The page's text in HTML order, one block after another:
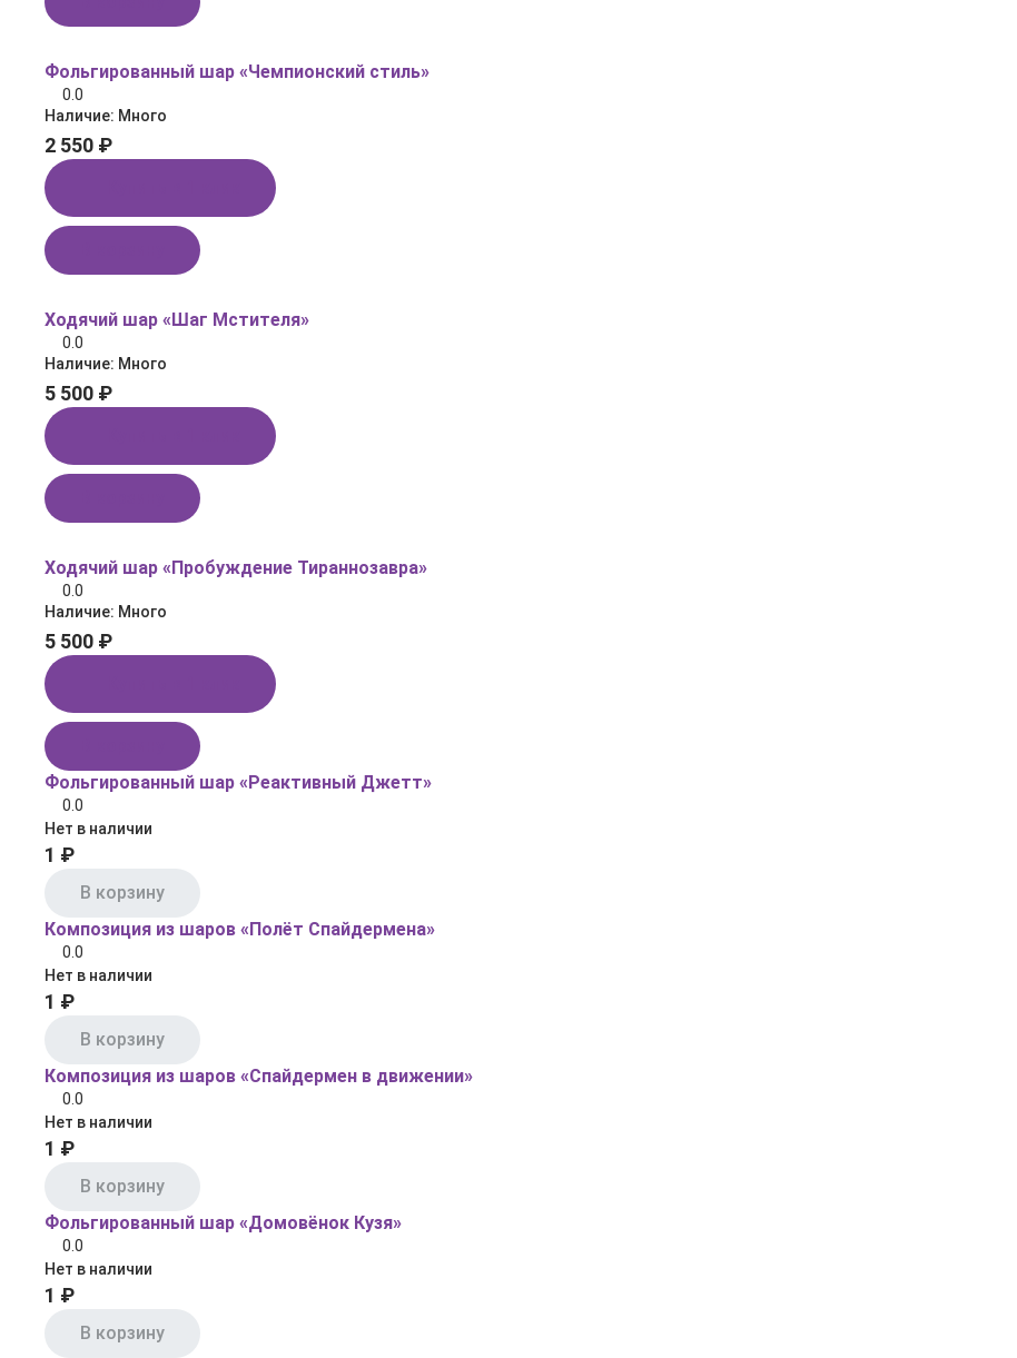
Фольгированный шар «Чемпионский стиль»
0.0
Наличие: Много
2 550 ₽
Ходячий шар «Шаг Мстителя»
0.0
Наличие: Много
5 500 ₽
Ходячий шар «Пробуждение Тираннозавра»
0.0
Наличие: Много
5 500 ₽
Фольгированный шар «Реактивный Джетт»
0.0
Нет в наличии
1 ₽
В корзину
Композиция из шаров «Полёт Спайдермена»
0.0
Нет в наличии
1 ₽
В корзину
Композиция из шаров «Спайдермен в движении»
0.0
Нет в наличии
1 ₽
В корзину
Фольгированный шар «Домовёнок Кузя»
0.0
Нет в наличии
1 ₽
В корзину